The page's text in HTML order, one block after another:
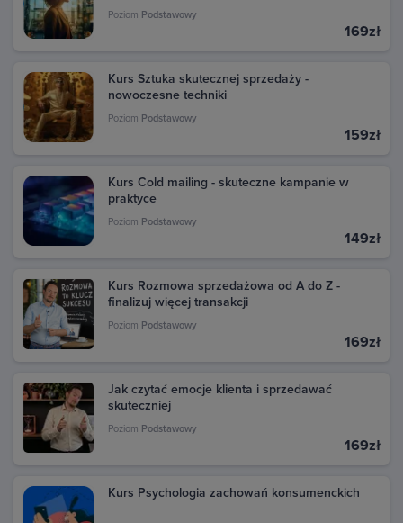
transakcje dokonane w Google Play. Kliknij daną
transakcję, aby zobaczyć szczegóły i pobrać fakturę.
Poziom Podstawowy
169zł
Kurs Sztuka skutecznej sprzedaży -
nowoczesne techniki
Poziom Podstawowy
159zł
Kurs Cold mailing - skuteczne kampanie w
praktyce
Poziom Podstawowy
149zł
Kurs Rozmowa sprzedażowa od A do Z -
finalizuj więcej transakcji
Poziom Podstawowy
169zł
Jak czytać emocje klienta i sprzedawać
skuteczniej
Poziom Podstawowy
169zł
Kurs Psychologia zachowań konsumenckich